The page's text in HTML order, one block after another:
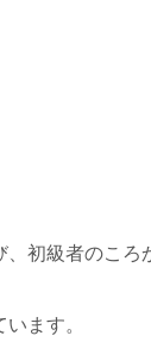
初級者のころ
ます。